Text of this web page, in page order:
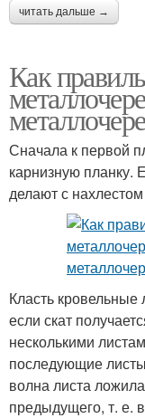
читать дальше →
Как
Сначала к первой
карнизную планку.
делают с
Класть кровельные
если скат
несколькими
последующие
волна листа
предыдущего, т. е.